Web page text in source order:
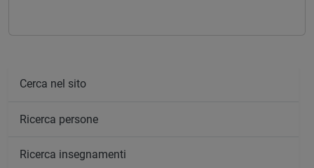
Cerca nel sito
Ricerca persone
Ricerca insegnamenti